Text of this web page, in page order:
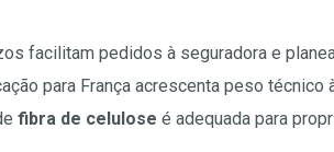
facilitam pedidos à seguradora e
para França acrescenta peso técnico
fibra de celulose é adequada para